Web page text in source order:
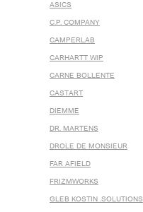
ASICS
C.P. COMPANY
CAMPERLAB
CARHARTT WIP
CARNE BOLLENTE
CASTART
DIEMME
DR. MARTENS
DROLE DE MONSIEUR
FAR AFIELD
FRIZMWORKS
GLEB KOSTIN .SOLUTIONS